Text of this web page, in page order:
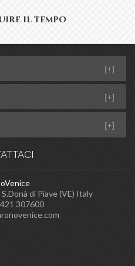
il tempo
[+]
[+]
[+]
di Piave (VE) Italy
307600